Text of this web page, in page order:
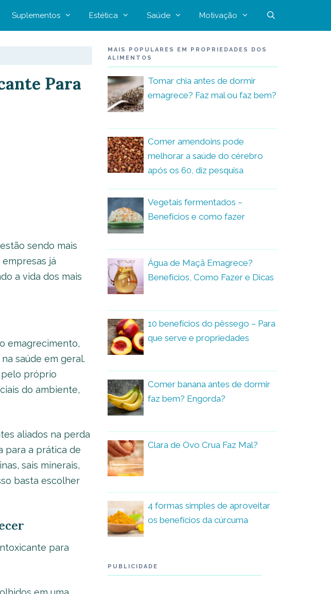
Suplementos Estética Saúde Motivação
Para
sendo mais
já
a vida dos mais
emagrecimento,
saúde em geral.
pelo próprio
do ambiente,
aliados na perda
para a prática de
sais minerais,
basta escolher
para
MAIS POPULARES EM PROPRIEDADES DOS
ALIMENTOS
Tomar chia antes de dormir
emagrece? Faz mal ou faz bem?
Comer amendoins pode
melhorar a saúde do cérebro
após os 60, diz pesquisa
Vegetais fermentados –
Benefícios e como fazer
Água de Maçã Emagrece?
Benefícios, Como Fazer e Dicas
10 benefícios do pêssego – Para
que serve e propriedades
Comer banana antes de dormir
faz bem? Engorda?
Clara de Ovo Crua Faz Mal?
4 formas simples de aproveitar
os benefícios da cúrcuma
PUBLICIDADE